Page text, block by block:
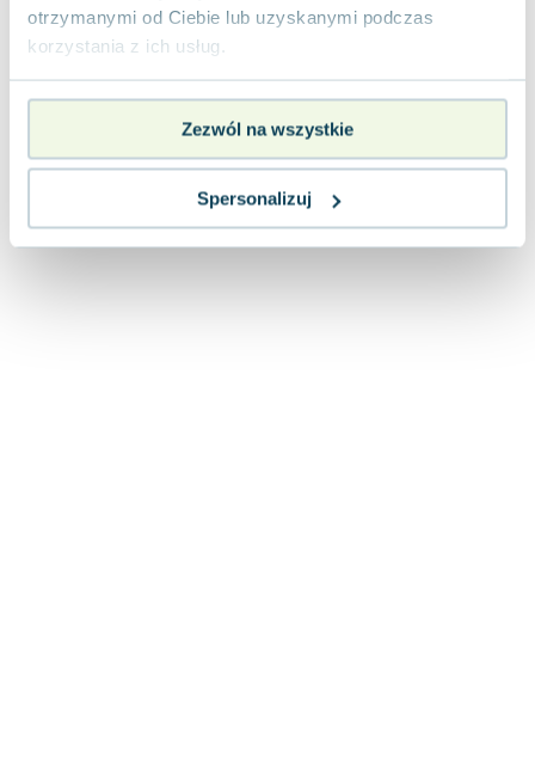
otrzymanymi od Ciebie lub uzyskanymi podczas
korzystania z ich usług.
Zezwól na wszystkie
Spersonalizuj